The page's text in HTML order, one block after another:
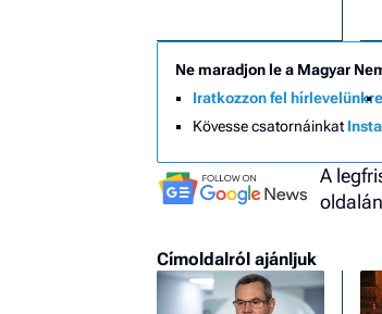
Ne maradjon le a Magyar
Iratkozzon fel hírlevelünkre
Kövesse csatornáinkat
A
Címoldalról ajánljuk